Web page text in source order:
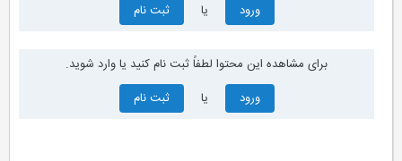
ورود
ثبت نام
برای مشاهده این محتوا لطفاً ثبت نام کنید یا وارد شوید.
ورود
ثبت نام